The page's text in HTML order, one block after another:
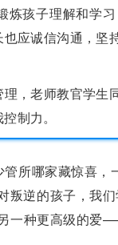
炼孩子理解和学
应诚信沟通，坚
，老师教官学生
制力。
所哪家藏惊喜
叛逆的孩子，我
一种更高级的爱